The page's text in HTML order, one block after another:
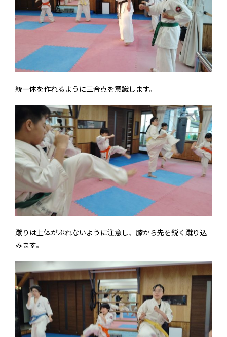
統一体を作れるように三合点を意識します。
蹴りは上体がぶれないように注意し、膝から先を鋭く蹴り込
みます。